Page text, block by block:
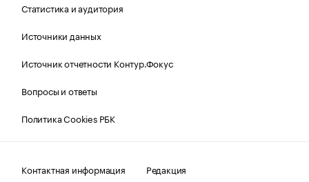
Статистика и аудитория
Источники данных
Источник отчетности Контур.Фокус
Вопросы и ответы
Политика Cookies РБК
Контактная информация Редакция